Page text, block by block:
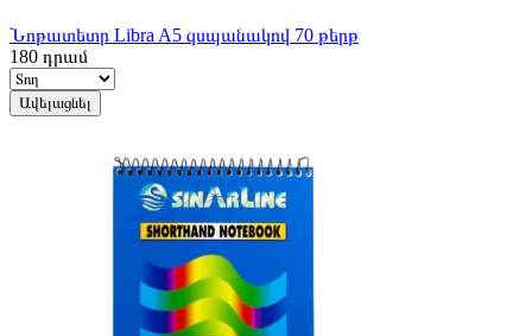
Նոթատետր Libra A5 զսպանակով 70 թերթ
180 դրամ
Ավելացնել